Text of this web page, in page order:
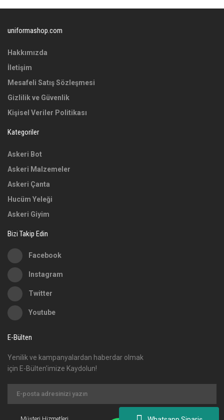
uniformashop.com
Hakkımızda
İletişim
Mesafeli Satış Sözleşmesi
Gizlilik ve Güvenlik
Kişisel Veriler Politikası
Kategoriler
Askeri Bot
Askeri Malzemeler
Askeri Çanta
Hucüm Yeleği
Askeri Giyim
Bizi Takip Edin
Facebook
Instagram
Twitter
Youtube
E-Bülten
Yenilik ve kampanyalardan haberdar olmak
için E-Bülten'imize Kaydolun!